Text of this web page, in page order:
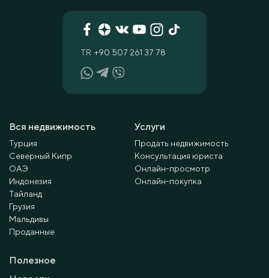
Вся недвижимость
Турция
Северный Кипр
ОАЭ
Индонезия
Тайланд
Грузия
Мальдивы
Проданные
Услуги
Продать недвижимость
Консультация юриста
Онлайн-просмотр
Онлайн-покупка
Полезное
TR +90 507 261 37 78